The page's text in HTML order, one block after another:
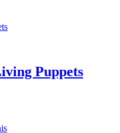
Puppets